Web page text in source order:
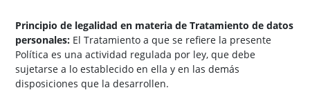
Principio de legalidad en materia de Tratamiento de datos
personales: El Tratamiento a que se refiere la presente
Política es una actividad regulada por ley, que debe
sujetarse a lo establecido en ella y en las demás
disposiciones que la desarrollen.